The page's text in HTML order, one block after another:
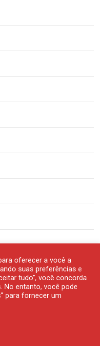
oferecer a você a
suas preferências e
tudo”, você concorda
No entanto, você pode
para fornecer um